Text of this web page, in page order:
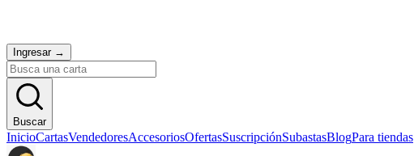
Ingresar →
Buscar
InicioCartasVendedoresAccesoriosOfertasSuscripciónSubastasBlogPara tiendas